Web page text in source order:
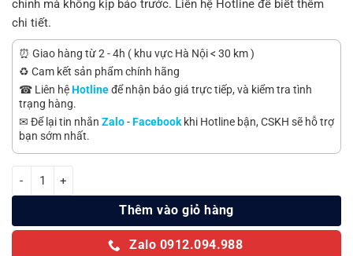
chỉnh mà không kịp báo trước. Liên hệ Hotline để biết thêm
chi tiết.
⏰ Giao hàng từ 2 - 4h ( khu vực Hà Nội < 30 km )
♻️ Cam kết sản phẩm chính hãng
☎ Liên hệHotlineđể nhận báo giá trực tiếp, và kiểm tra tình
trạng hàng.
✉ Để lại tin nhắn Zalo-Facebook khi Hotline bận, CSKH sẽ hỗ trợ
bạn sớm nhất.
Máy hút ẩm Dorosin ER-650E số lượng
Thêm vào giỏ hàng
Zalo 0912.094.988